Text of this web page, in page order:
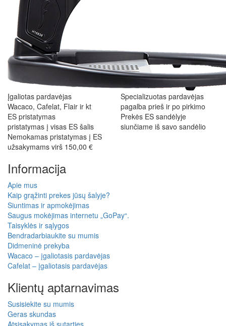
Įgaliotas pardavėjas
Wacaco, Cafelat, Flair ir kt
Specializuotas pardavėjas
pagalba prieš ir po pirkimo
ES pristatymas
pristatymas į visas ES šalis
Prekės ES sandėlyje
siunčiame iš savo sandėlio
Nemokamas pristatymas į ES
užsakymams virš 150,00 €
Informacija
Apie mus
Kaip grąžinti prekes jūsų šalyje?
Siuntimas ir apmokėjimas
Saugus mokėjimas internetu „GoPay“.
Taisyklės ir sąlygos
Bendradarbiaukite su mumis
Didmeninė prekyba
Wacaco – įgaliotasis pardavėjas
Cafelat – įgaliotasis pardavėjas
Klientų aptarnavimas
Susisiekite su mumis
Geras skundas
Atsisakymas iš sutarties